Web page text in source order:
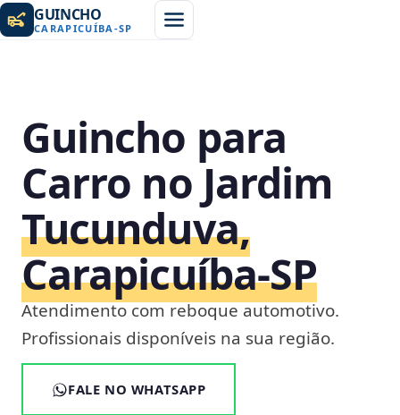
GUINCHO
CARAPICUÍBA -SP
Guincho para
Carro no Jardim
Tucunduva,
Carapicuíba‑SP
Atendimento com reboque automotivo.
Profissionais disponíveis na sua região.
FALE NO WHATSAPP